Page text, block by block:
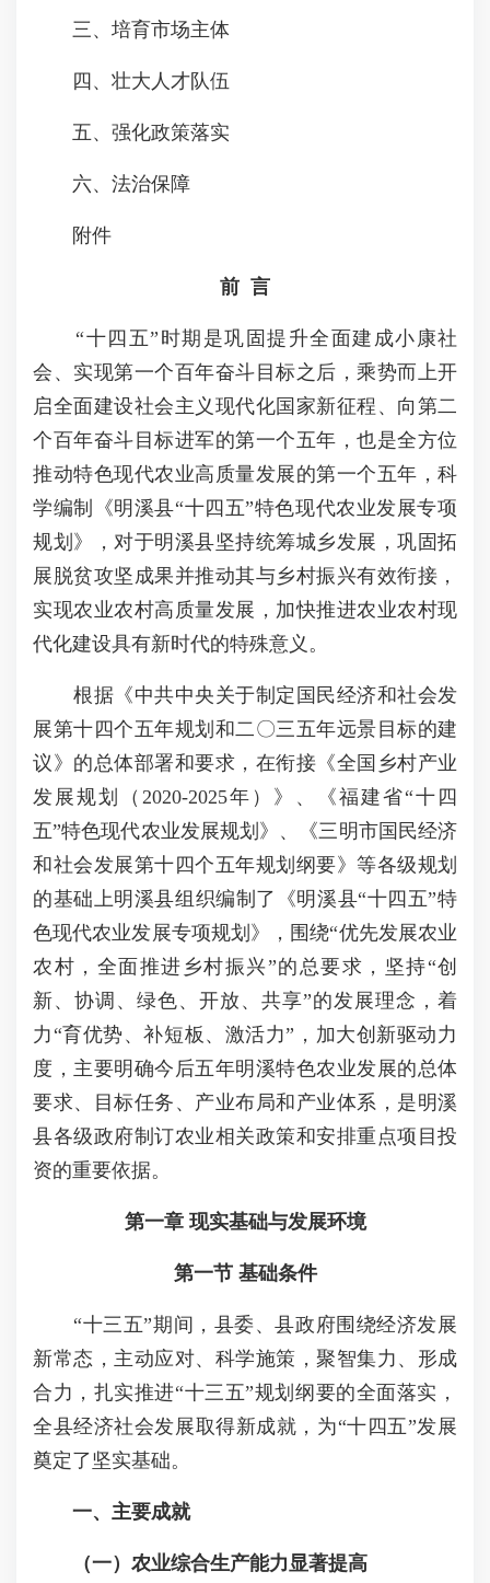
三、培育市场主体
四、壮大人才队伍
五、强化政策落实
六、法治保障
附件
前 言
“十四五”时期是巩固提升全面建成小康社
会、实现第一个百年奋斗目标之后，乘势而上开
启全面建设社会主义现代化国家新征程、向第二
个百年奋斗目标进军的第一个五年，也是全方位
推动特色现代农业高质量发展的第一个五年，科
学编制《明溪县“十四五”特色现代农业发展专项
规划》，对于明溪县坚持统筹城乡发展，巩固拓
展脱贫攻坚成果并推动其与乡村振兴有效衔接，
实现农业农村高质量发展，加快推进农业农村现
代化建设具有新时代的特殊意义。
根据《中共中央关于制定国民经济和社会发
展第十四个五年规划和二〇三五年远景目标的建
议》的总体部署和要求，在衔接《全国乡村产业
发展规划（2020-2025年）》、《福建省“十四
五”特色现代农业发展规划》、《三明市国民经济
和社会发展第十四个五年规划纲要》等各级规划
的基础上明溪县组织编制了《明溪县“十四五”特
色现代农业发展专项规划》，围绕“优先发展农业
农村，全面推进乡村振兴”的总要求，坚持“创
新、协调、绿色、开放、共享”的发展理念，着
力“育优势、补短板、激活力”，加大创新驱动力
度，主要明确今后五年明溪特色农业发展的总体
要求、目标任务、产业布局和产业体系，是明溪
县各级政府制订农业相关政策和安排重点项目投
资的重要依据。
第一章 现实基础与发展环境
第一节 基础条件
“十三五”期间，县委、县政府围绕经济发展
新常态，主动应对、科学施策，聚智集力、形成
合力，扎实推进“十三五”规划纲要的全面落实，
全县经济社会发展取得新成就，为“十四五”发展
奠定了坚实基础。
一、主要成就
（一）农业综合生产能力显著提高